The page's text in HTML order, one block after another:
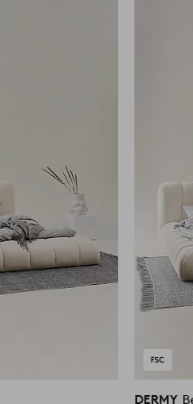
DERMY